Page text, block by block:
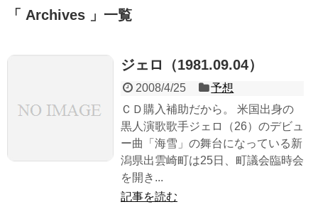
Archives 一覧
ジェロ（1981.09.04）
2008/4/25
予想
ＣＤ購入補助だから。 米国出身の
黒人演歌歌手ジェロ（26）のデビュ
ー曲「海雪」の舞台になっている新
潟県出雲崎町は25日、町議会臨時会
を開き...
記事を読む